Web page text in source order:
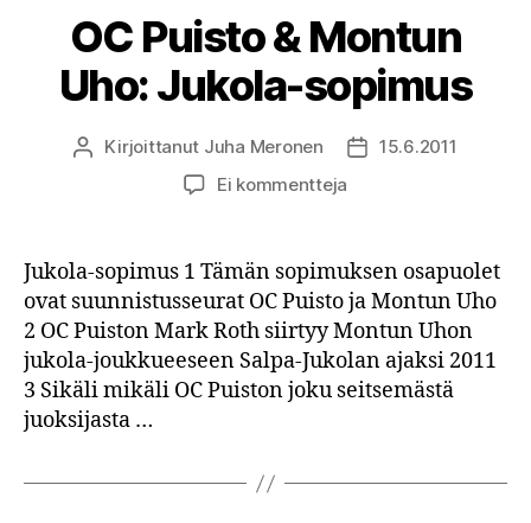
OC Puisto & Montun
Uho: Jukola-sopimus
Kirjoittaja
Kirjoittanut Juha Meronen Julkaisupäivämäärä
15.6.2011
Ei kommentteja
&
Montun
Uho:
Jukola-
sopimus
Jukola-sopimus 1 Tämän sopimuksen osapuolet
ovat suunnistusseurat OC Puisto ja Montun Uho
2 OC Puiston Mark Roth siirtyy Montun Uhon
jukola-joukkueeseen Salpa-Jukolan ajaksi 2011
3 Sikäli mikäli OC Puiston joku seitsemästä
juoksijasta …